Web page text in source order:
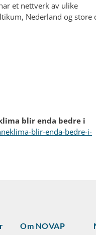
et nettverk av ulike
Nederland og store
blir enda bedre i
blir-enda-bedre-i-
Om NOVAP